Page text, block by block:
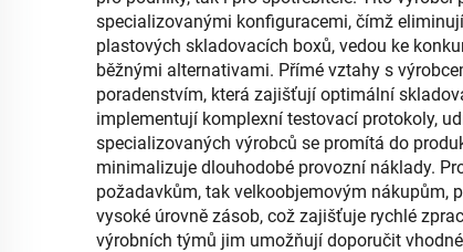
specializovanými konfiguracemi, čímž
plastových skladovacích boxů, vedou ke
běžnými alternativami. Přímé vztahy s
poradenstvím, která zajišťují optimální
implementují komplexní testovací protokoly,
specializovaných výrobců se promítá do
minimalizuje dlouhodobé provozní náklady.
požadavkům, tak velkoobjemovým nákupům,
vysoké úrovně zásob, což zajišťuje rychlé
výrobních týmů jim umožňují doporučit